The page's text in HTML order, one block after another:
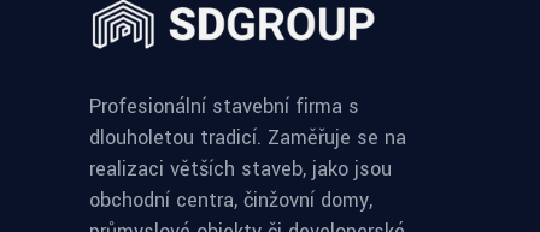
Profesionální stavební firma s
dlouholetou tradicí. Zaměřuje se na
realizaci větších staveb, jako jsou
obchodní centra, činžovní domy,